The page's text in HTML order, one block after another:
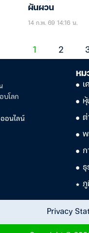
ผันผวน
14 ก.พ. 69 14:16 น.
1 2
บโลก
อนไลน์
หม
เ
หุ้
ต่
พ
ก
ธุ
ภู
Privacy